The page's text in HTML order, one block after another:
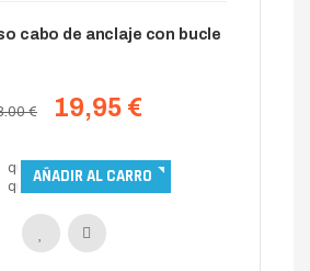
cabo de anclaje con bucle
€ 19,95 €